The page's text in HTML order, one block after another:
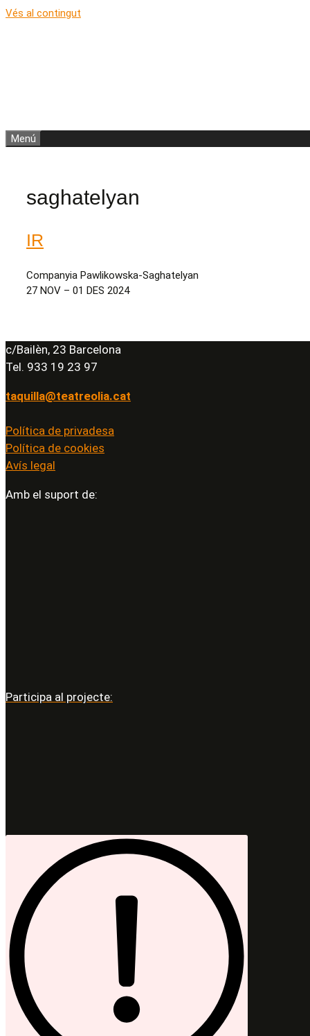
Vés al contingut
Menú
saghatelyan
IR
Companyia Pawlikowska-Saghatelyan
27 NOV – 01 DES 2024
c/Bailèn, 23 Barcelona
Tel. 933 19 23 97
taquilla@teatreolia.cat
Política de privadesa
Política de cookies
Avís legal
Amb el suport de:
Participa al projecte: